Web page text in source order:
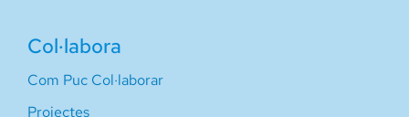
Col·labora
Com Puc Col·laborar
Projectes